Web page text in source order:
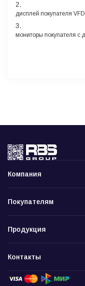
дисплей покупателя
мониторы покупателя с
Компания
Покупателям
Продукция
Контакты